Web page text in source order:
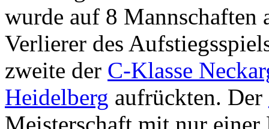
wurde auf 8 Mannschaften
Verlierer des
zweite der C-Klasse
Heidelberg aufrückten. Der
Meisterschaft mit nur